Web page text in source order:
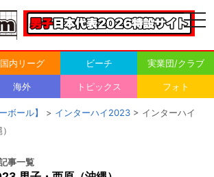
国内リーグ ビーチ 実業団/クラブ
海外 トピックス フォト
ボール】 > インターハイ2023 > インターハイ
事一覧